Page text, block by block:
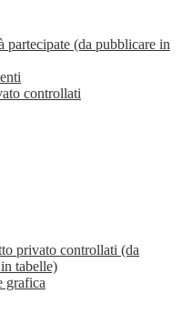
partecipate (da pubblicare in
controllati
privato controllati (da
tabelle)
grafica